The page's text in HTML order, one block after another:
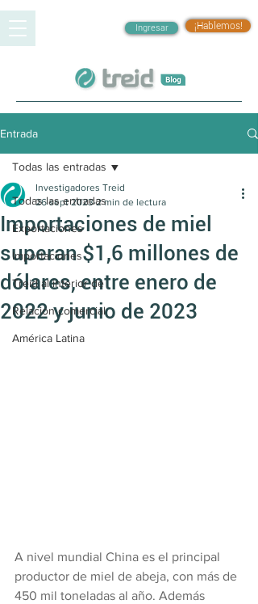
¡Hablemos!
Ingresar
Entrada
Todas las entradas
Exportaciones
Importaciones
Treid al interior de
Relación comercial
América Latina
Todas las entradas
Importaciones de miel
superan $1,6 millones de
dólares, entre enero de
2022 y junio de 2023
Investigadores Treid
26 sept 2023 2 min de lectura
A nivel mundial China es el principal
productor de miel de abeja, con más de
450 mil toneladas al año. Además